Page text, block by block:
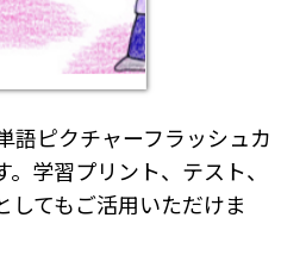
語ピクチャーフラッシュカ
学習プリント、テスト、
してもご活用いただけま